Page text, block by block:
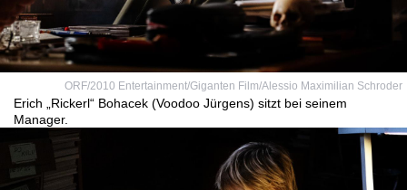
ORF/2010 Entertainment/Giganten Film/Alessio Maximilian Schroder
Erich „Rickerl“ Bohacek (Voodoo Jürgens) sitzt bei seinem
Manager.